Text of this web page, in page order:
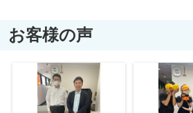
お客様の声